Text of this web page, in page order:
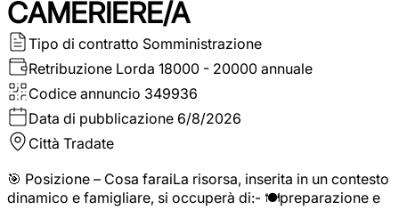
CAMERIERE/A
Tipo di contratto Somministrazione
Retribuzione Lorda 18000 - 20000 annuale
Codice annuncio 349936
Data di pubblicazione 6/8/2026
Città Tradate
🎯 Posizione – Cosa faraiLa risorsa, inserita in un contesto
dinamico e famigliare, si occuperà di:- 🍽️preparazione e